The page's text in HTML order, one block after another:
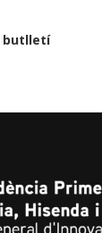
butlletí